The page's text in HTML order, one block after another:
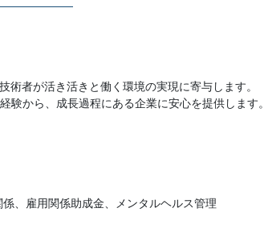
者が活き活きと働く環境の実現に寄与します。
から、成長過程にある企業に安心を提供します。
、雇用関係助成金、メンタルヘルス管理